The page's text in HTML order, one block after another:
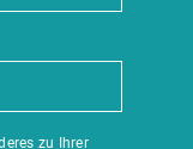
zu Ihrer